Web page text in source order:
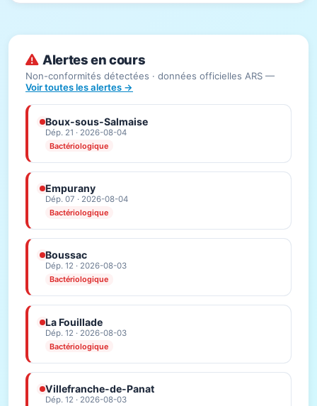
Alertes en cours
Non-conformités détectées · données officielles ARS —
Voir toutes les alertes →
Boux-sous-Salmaise
Dép. 21 · 2026-08-04
Bactériologique
Empurany
Dép. 07 · 2026-08-04
Bactériologique
Boussac
Dép. 12 · 2026-08-03
Bactériologique
La Fouillade
Dép. 12 · 2026-08-03
Bactériologique
Villefranche-de-Panat
Dép. 12 · 2026-08-03